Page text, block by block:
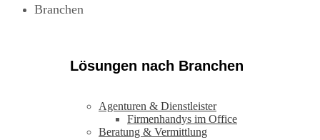
Branchen
Lösungen nach Branchen
Agenturen & Dienstleister
Firmenhandys im Office
Beratung & Vermittlung